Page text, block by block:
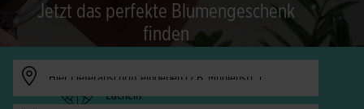
Jetzt das perfekte Blumengeschenk
finden
Verfügbarkeit prüfen
Freude in 150 Länder - schneller als ein
Lächeln